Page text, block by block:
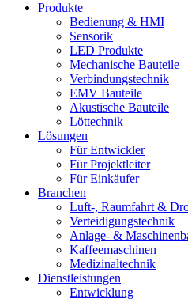
Produkte
Bedienung & HMI
Sensorik
LED Produkte
Mechanische Bauteile
Verbindungstechnik
EMV Bauteile
Akustische Bauteile
Löttechnik
Lösungen
Für Entwickler
Für Projektleiter
Für Einkäufer
Branchen
Luft-, Raumfahrt &
Verteidigungstechnik
Anlage- &
Kaffeemaschinen
Medizinaltechnik
Dienstleistungen
Entwicklung